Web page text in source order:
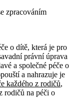
zpracováním
o dítě, která je pro
právní úprava
a společné péče o
a nahrazuje je
každého z rodičů,
rodičů na péči o